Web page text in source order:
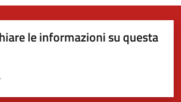
le informazioni su questa
pagina
5 stelle su 5
stelle su 5
su 5
5